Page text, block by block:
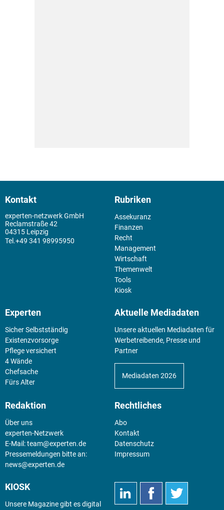
Kontakt
experten-netzwerk GmbH
Reclamstraße 42
04315 Leipzig
+49 341 98995950
Rubriken
Assekuranz
Finanzen
Recht
Management
Wirtschaft
Themenwelt
Tools
Kiosk
Experten
Sicher Selbstständig
Existenz­vorsorge
Pflege versichert
4 Wände
Chefsache
Fürs Alter
Aktuelle Mediadaten
Unsere aktuellen Mediadaten für
Werbetreibende, Presse und
Partner
Mediadaten 2026
Redaktion
Über uns
experten-Netzwerk
E-Mail:team@experten.de
Pressemeldungen bitte an:
news@experten.de
Rechtliches
Abo
Kontakt
Datenschutz
Impressum
KIOSK
Unsere Magazine gibt es digital